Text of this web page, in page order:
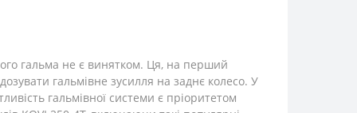
гальма не є винятком. Ця, на перший
гальмівне зусилля на заднє колесо. У
гальмівної системи є пріоритетом